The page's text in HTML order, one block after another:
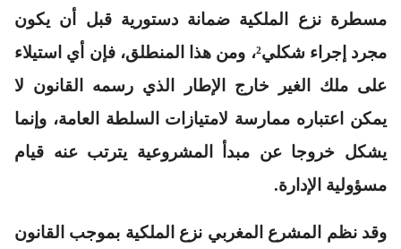
مسطرة نزع الملكية ضمانة دستورية قبل أن يكون
مجرد إجراء شكلي²، ومن هذا المنطلق، فإن أي استيلاء
على ملك الغير خارج الإطار الذي رسمه القانون لا
يمكن اعتباره ممارسة لامتيازات السلطة العامة، وإنما
يشكل خروجا عن مبدأ المشروعية يترتب عنه قيام
مسؤولية الإدارة.
وقد نظم المشرع المغربي نزع الملكية بموجب القانون